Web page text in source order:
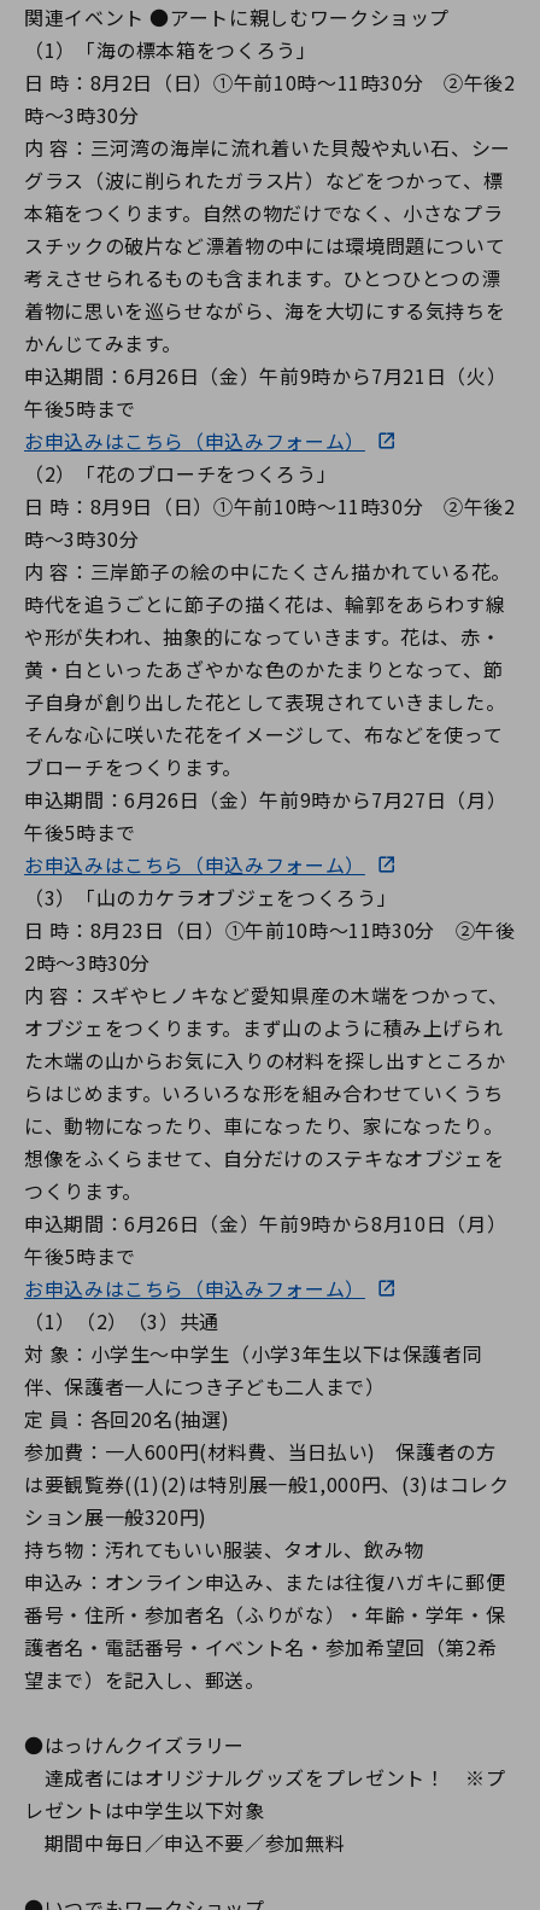
関連イベント ●アートに親しむワークショップ
（1）「海の標本箱をつくろう」
日 時：8月2日（日）①午前10時～11時30分 ②午後2
時～3時30分
内 容：三河湾の海岸に流れ着いた貝殻や丸い石、シー
グラス（波に削られたガラス片）などをつかって、標
本箱をつくります。自然の物だけでなく、小さなプラ
スチックの破片など漂着物の中には環境問題について
考えさせられるものも含まれます。ひとつひとつの漂
着物に思いを巡らせながら、海を大切にする気持ちを
かんじてみます。
申込期間：6月26日（金）午前9時から7月21日（火）
午後5時まで
お申込みはこちら（申込みフォーム）
（2）「花のブローチをつくろう」
日 時：8月9日（日）①午前10時～11時30分 ②午後2
時～3時30分
内 容：三岸節子の絵の中にたくさん描かれている花。
時代を追うごとに節子の描く花は、輪郭をあらわす線
や形が失われ、抽象的になっていきます。花は、赤・
黄・白といったあざやかな色のかたまりとなって、節
子自身が創り出した花として表現されていきました。
そんな心に咲いた花をイメージして、布などを使って
ブローチをつくります。
申込期間：6月26日（金）午前9時から7月27日（月）
お申込みはこちら（申込みフォーム）
（3）「山のカケラオブジェをつくろう」
日 時：8月23日（日）①午前10時～11時30分 ②午後
2時～3時30分
内 容：スギやヒノキなど愛知県産の木端をつかって、
オブジェをつくります。まず山のように積み上げられ
た木端の山からお気に入りの材料を探し出すところか
らはじめます。いろいろな形を組み合わせていくうち
に、動物になったり、車になったり、家になったり。
想像をふくらませて、自分だけのステキなオブジェを
つくります。
申込期間：6月26日（金）午前9時から8月10日（月）
午後5時まで
お申込みはこちら（申込みフォーム）
（1）（2）（3）共通
対 象：小学生～中学生（小学3年生以下は保護者同
伴、保護者一人につき子ども二人まで）
定 員：各回20名(抽選)
参加費：一人600円(材料費、当日払い) 保護者の方
は要観覧券((1)(2)は特別展一般1,000円、(3)はコレク
ション展一般320円)
持ち物：汚れてもいい服装、タオル、飲み物
申込み：オンライン申込み、または往復ハガキに郵便
番号・住所・参加者名（ふりがな）・年齢・学年・保
護者名・電話番号・イベント名・参加希望回（第2希
望まで）を記入し、郵送。
●はっけんクイズラリー
達成者にはオリジナルグッズをプレゼント！ ※プ
レゼントは中学生以下対象
期間中毎日／申込不要／参加無料